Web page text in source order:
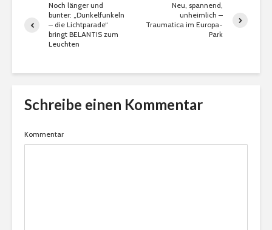
Noch länger und
bunter: „Dunkelfunkeln
– die Lichtparade“
bringt BELANTIS zum
Leuchten
Neu, spannend,
unheimlich –
Traumatica im Europa-
Park
Schreibe einen Kommentar
Kommentar